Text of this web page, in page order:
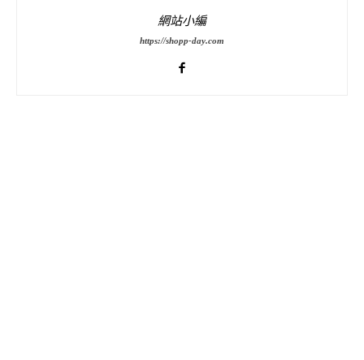
網站小編
https://shopp-day.com